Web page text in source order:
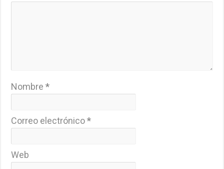
Nombre*
Correo electrónico*
Web